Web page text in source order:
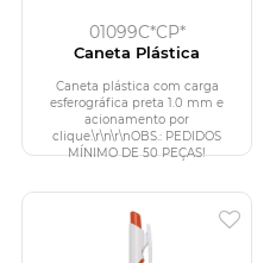
01099C*CP*
Caneta Plástica
Caneta plástica com carga
esferográfica preta 1.0 mm e
acionamento por
clique.\r\n\r\nOBS.: PEDIDOS
MÍNIMO DE 50 PEÇAS!